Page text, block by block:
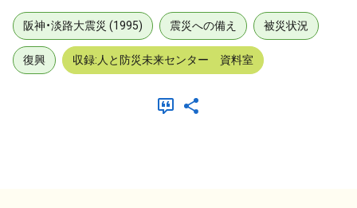
阪神・淡路大震災 (1995) 震災への備え 被災状況
復興 収録:人と防災未来センター 資料室